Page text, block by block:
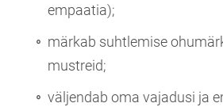
empaatia);
märkab suhtlemise
mustreid;
väljendab oma vajadusi ja